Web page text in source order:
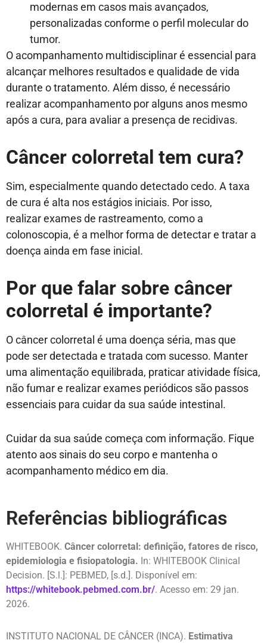
modernas em casos mais avançados,
personalizadas conforme o perfil molecular do
tumor.
O acompanhamento multidisciplinar é essencial para
alcançar melhores resultados e qualidade de vida
durante o tratamento. Além disso, é necessário
realizar acompanhamento por alguns anos mesmo
após a cura, para avaliar a presença de recidivas.
Câncer colorretal tem cura?
Sim, especialmente quando detectado cedo. A taxa
de cura é alta nos estágios iniciais. Por isso,
realizarexames de rastreamento, como a
colonoscopia, é a melhor forma de detectare tratar a
doença ainda em fase inicial.
Por que falar sobre câncer
colorretal é importante?
O câncer colorretal é uma doença séria, mas que
pode serdetectada e tratada com sucesso. Manter
uma alimentação equilibrada, praticar atividade física,
não fumar e realizar exames periódicos são passos
essenciais para cuidar da sua saúde intestinal.
Cuidar da sua saúde começa com informação. Fique
atento aos sinais do seu corpo e mantenha o
acompanhamento médico em dia.
Referências bibliográficas
WHITEBOOK. Câncer colorretal: definição, fatores de risco,
epidemiologia e fisiopatologia. In: WHITEBOOK Clinical
Decision. [S.l.]: PEBMED, [s.d.]. Disponível em:
https://whitebook.pebmed.com.br/. Acesso em: 29 jan.
2026.
INSTITUTO NACIONAL DE CÂNCER (INCA). Estimativa